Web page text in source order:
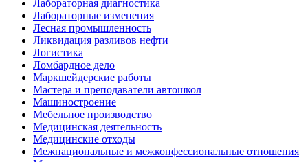
Лабораторная диагностика
Лабораторные изменения
Лесная промышленность
Ликвидация разливов нефти
Логистика
Ломбардное дело
Маркшейдерские работы
Мастера и преподаватели автошкол
Машиностроение
Мебельное производство
Медицинская деятельность
Медицинские отходы
Межнациональные и межконфессиональные отношения